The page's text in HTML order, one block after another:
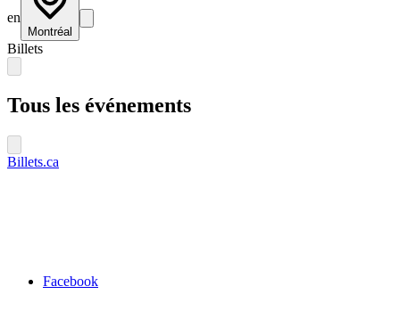
en
Montréal
Billets
Tous les événements
Billets.ca
Facebook